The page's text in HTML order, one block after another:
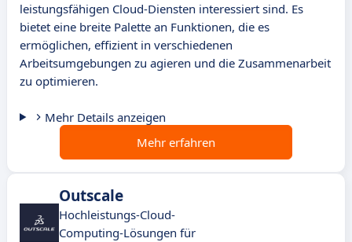
leistungsfähigen Cloud-Diensten interessiert sind. Es
bietet eine breite Palette an Funktionen, die es
ermöglichen, effizient in verschiedenen
Arbeitsumgebungen zu agieren und die Zusammenarbeit
zu optimieren.
Mehr Details anzeigen
Mehr erfahren
Outscale
Hochleistungs-Cloud-
Computing-Lösungen für